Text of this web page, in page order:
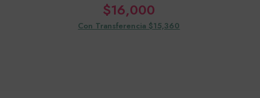
$16,000
Con Transferencia $15,360